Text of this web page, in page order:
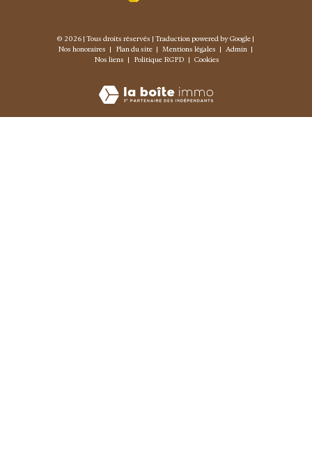
© 2026 | Tous droits réservés | Traduction powered by Google |
Nos honoraires
Plan du site Mentions légales
Admin
Nos liens
Politique RGPD Cookies